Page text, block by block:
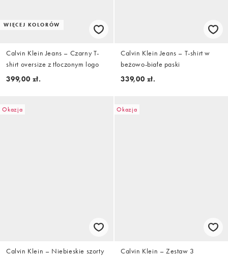
WIĘCEJ KOLORÓW
Calvin Klein Jeans – Czarny T-
shirt oversize z tłoczonym logo
399,00 zł.
Calvin Klein Jeans – T-shirt w
beżowo-białe paski
339,00 zł.
Okazja
Calvin Klein – Niebieskie szorty
Okazja
Calvin Klein – Zestaw 3